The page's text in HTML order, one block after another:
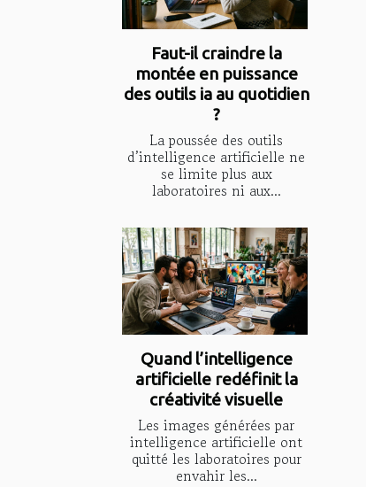
Faut-il craindre la
montée en puissance
des outils ia au quotidien
?
La poussée des outils
d’intelligence artificielle ne
se limite plus aux
laboratoires ni aux...
Quand l’intelligence
artificielle redéfinit la
créativité visuelle
Les images générées par
intelligence artificielle ont
quitté les laboratoires pour
envahir les...